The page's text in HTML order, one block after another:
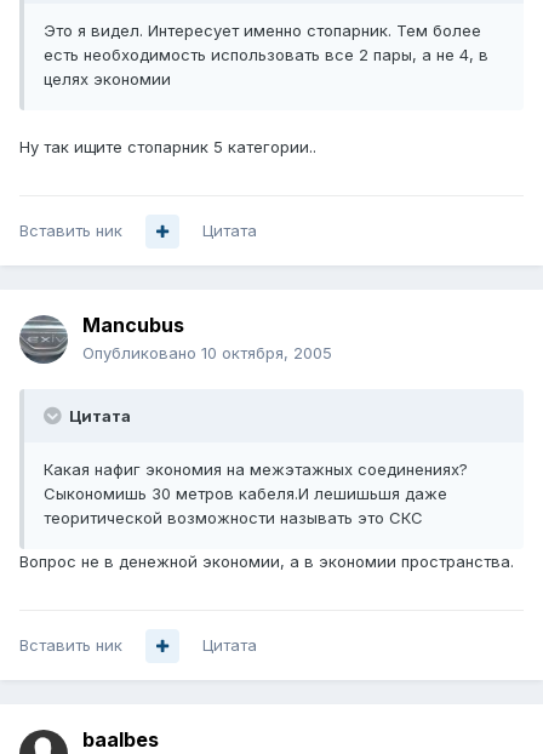
Это я видел. Интересует именно стопарник. Тем более
есть необходимость использовать все 2 пары, а не 4, в
целях экономии
Ну так ищите стопарник 5 категории..
Вставить ник Цитата
Mancubus
Опубликовано 10 октября, 2005
Цитата
Какая нафиг экономия на межэтажных соединениях?
Сыкономишь 30 метров кабеля.И лешишьшя даже
теоритической возможности называть это СКС
Вопрос не в денежной экономии, а в экономии пространства.
Вставить ник Цитата
baalbes